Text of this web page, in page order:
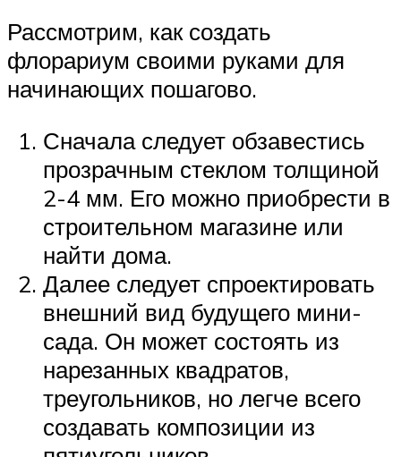
Рассмотрим, как создать
флорариум своими руками для
начинающих пошагово.
Сначала следует обзавестись
прозрачным стеклом толщиной
2-4 мм. Его можно приобрести в
строительном магазине или
найти дома.
Далее следует спроектировать
внешний вид будущего мини-
сада. Он может состоять из
нарезанных квадратов,
треугольников, но легче всего
создавать композиции из